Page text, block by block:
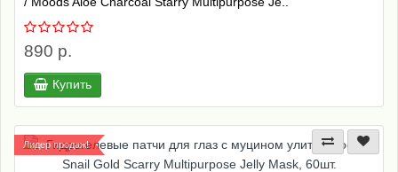
890 р.
Купить
Лидер продаж!